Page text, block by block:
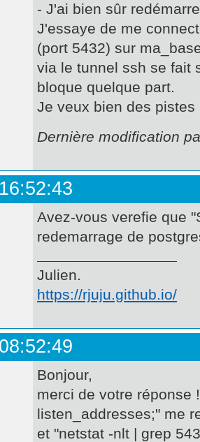
- J'ai bien sûr
J'essaye de me
(port 5432) sur
via le tunnel ssh se fait
bloque quelque part.
Je veux bien des
Dernière modification
Avez-vous verefie que
redemarrage de
Julien.
https://rjuju.github.io/
Bonjour,
merci de votre réponse
listen_addresses;" me
et "netstat -nlt | grep